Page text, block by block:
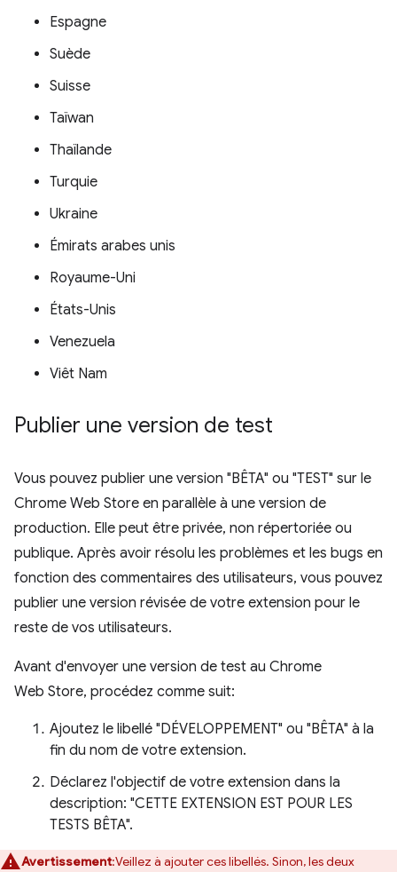
Espagne
Suède
Suisse
Taïwan
Thaïlande
Turquie
Ukraine
Émirats arabes unis
Royaume-Uni
États-Unis
Venezuela
Viêt Nam
Publier une version de test
Vous pouvez publier une version "BÊTA" ou "TEST" sur le
Chrome Web Store en parallèle à une version de
production. Elle peut être privée, non répertoriée ou
publique. Après avoir résolu les problèmes et les bugs en
fonction des commentaires des utilisateurs, vous pouvez
publier une version révisée de votre extension pour le
reste de vos utilisateurs.
Avant d'envoyer une version de test au Chrome
Web Store, procédez comme suit:
Ajoutez le libellé "DÉVELOPPEMENT" ou "BÊTA" à la
fin du nom de votre extension.
Déclarez l'objectif de votre extension dans la
description: "CETTE EXTENSION EST POUR LES
TESTS BÊTA".
Avertissement:Veillez à ajouter ces libellés. Sinon, les deux